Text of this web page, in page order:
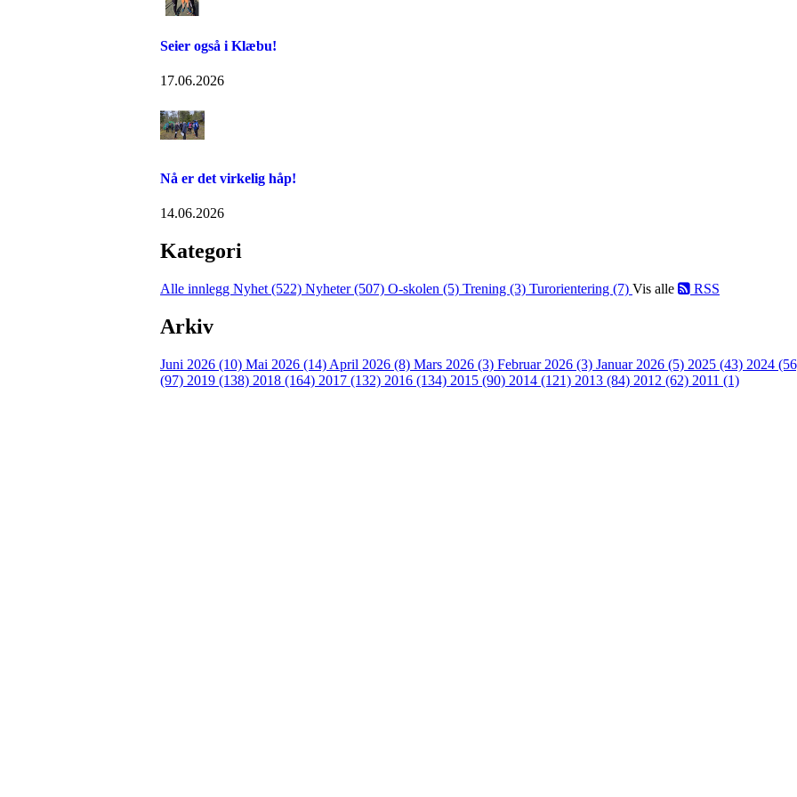
Seier også i Klæbu!
17.06.2026
Nå er det virkelig håp!
14.06.2026
Kategori
Alle innlegg Nyhet (522) Nyheter (507) O-skolen (5) Trening (3) Turorientering (7) Vis alle RSS
Arkiv
Juni 2026 (10) Mai 2026 (14) April 2026 (8) Mars 2026 (3) Februar 2026 (3) Januar 2026 (5) 2025 (43) 2024
(97) 2019 (138) 2018 (164) 2017 (132) 2016 (134) 2015 (90) 2014 (121) 2013 (84) 2012 (62) 2011 (1)